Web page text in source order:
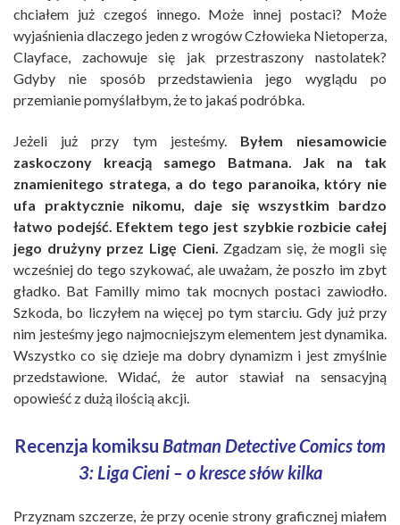
chciałem już czegoś innego. Może innej postaci? Może
wyjaśnienia dlaczego jeden z wrogów Człowieka Nietoperza,
Clayface, zachowuje się jak przestraszony nastolatek?
Gdyby nie sposób przedstawienia jego wyglądu po
przemianie pomyślałbym, że to jakaś podróbka.
Jeżeli już przy tym jesteśmy. Byłem niesamowicie
zaskoczony kreacją samego Batmana. Jak na tak
znamienitego stratega, a do tego paranoika, który nie
ufa praktycznie nikomu, daje się wszystkim bardzo
łatwo podejść. Efektem tego jest szybkie rozbicie całej
jego drużyny przez Ligę Cieni. Zgadzam się, że mogli się
wcześniej do tego szykować, ale uważam, że poszło im zbyt
gładko. Bat Familly mimo tak mocnych postaci zawiodło.
Szkoda, bo liczyłem na więcej po tym starciu. Gdy już przy
nim jesteśmy jego najmocniejszym elementem jest dynamika.
Wszystko co się dzieje ma dobry dynamizm i jest zmyślnie
przedstawione. Widać, że autor stawiał na sensacyjną
opowieść z dużą ilością akcji.
Recenzja komiksu Batman Detective Comics tom
3: Liga Cieni – o kresce słów kilka
Przyznam szczerze, że przy ocenie strony graficznej miałem